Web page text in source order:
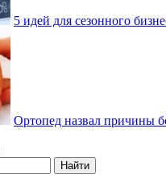
5 идей для сезонного
Ортопед назвал причины